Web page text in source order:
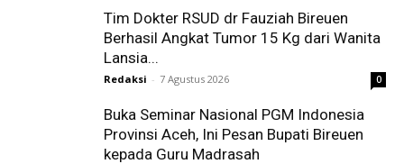
Tim Dokter RSUD dr Fauziah Bireuen
Berhasil Angkat Tumor 15 Kg dari Wanita
Lansia...
Redaksi - 7 Agustus 2026 0
Buka Seminar Nasional PGM Indonesia
Provinsi Aceh, Ini Pesan Bupati Bireuen
kepada Guru Madrasah